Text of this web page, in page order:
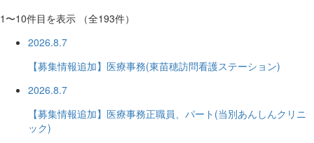
1〜10件目を表示
（全193件）
2026.8.7
【募集情報追加】医療事務(東苗穂訪問看護ステーション)
2026.8.7
【募集情報追加】医療事務正職員、パート(当別あんしんクリニ
ック)